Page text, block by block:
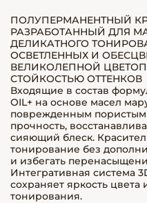
ПОЛУПЕРМАНЕНТНЫЙ
РАЗРАБОТАННЫЙ ДЛЯ
ДЕЛИКАТНОГО
ОСВЕТЛЕННЫХ И
ВЕЛИКОЛЕПНОЙ
СТОЙКОСТЬЮ ОТТЕНКОВ
Входящие в состав
OIL+ на основе масел
поврежденным пористым
прочность,
сияющий блеск.
тонирование без
и избегать
Интегративная система
сохраняет яркость цвета
тонирования.